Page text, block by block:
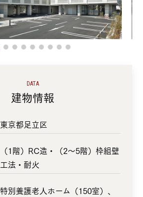
DATA
建物情報
東京都足立区
（1階）RC造・（2～5階）枠組壁
工法・耐火
特別養護老人ホーム（150室）、